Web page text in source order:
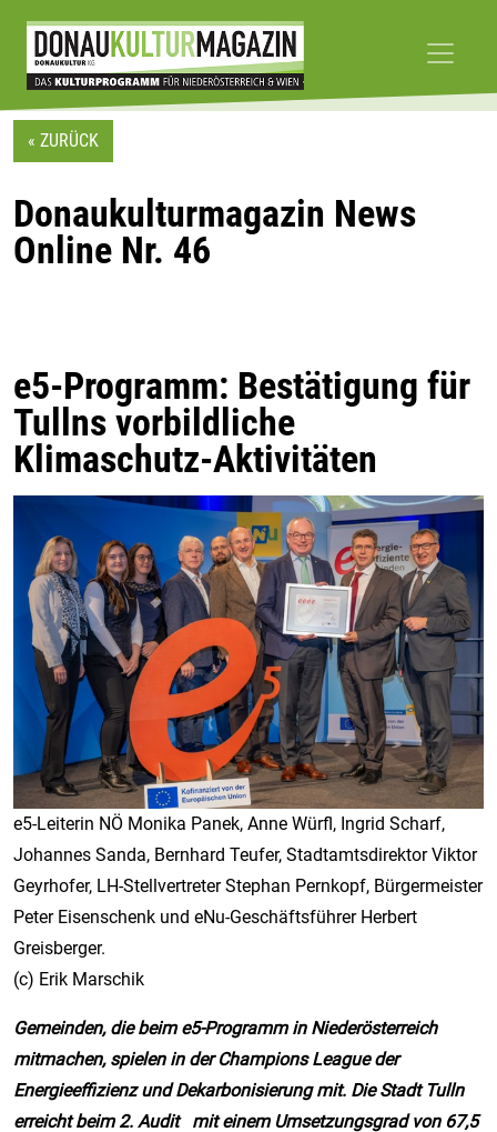
Skip
to
content« ZURÜCK
Donaukulturmagazin News
Online Nr. 46
e5-Programm: Bestätigung für
Tullns vorbildliche
Klimaschutz-Aktivitäten
e5-Leiterin NÖ Monika Panek, Anne Würfl, Ingrid Scharf,
Johannes Sanda, Bernhard Teufer, Stadtamtsdirektor Viktor
Geyrhofer, LH-Stellvertreter Stephan Pernkopf, Bürgermeister
Peter Eisenschenk und eNu-Geschäftsführer Herbert
Greisberger.
(c) Erik Marschik
Gemeinden, die beim e5-Programm in Niederösterreich
mitmachen, spielen in der Champions League der
Energieeffizienz und Dekarbonisierung mit. Die Stadt Tulln
erreicht beim 2. Audit mit einem Umsetzungsgrad von 67,5